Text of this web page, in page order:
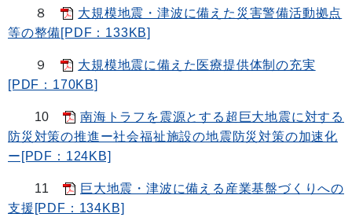
８
大規模地震・津波に備えた災害警備活動拠点
等の整備[PDF：133KB]
９
大規模地震に備えた医療提供体制の充実
[PDF：170KB]
10
南海トラフを震源とする超巨大地震に対する
防災対策の推進ー社会福祉施設の地震防災対策の加速化
ー[PDF：124KB]
11
巨大地震・津波に備える産業基盤づくりへの
支援[PDF：134KB]